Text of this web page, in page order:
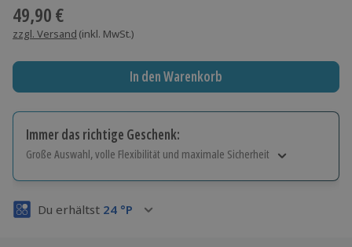
49,90 €
zzgl. Versand (inkl. MwSt.)
In den Warenkorb
Immer das richtige Geschenk:
Große Auswahl, volle Flexibilität und maximale Sicherheit
Volle Flexibilität
Du erhältst 24 °P